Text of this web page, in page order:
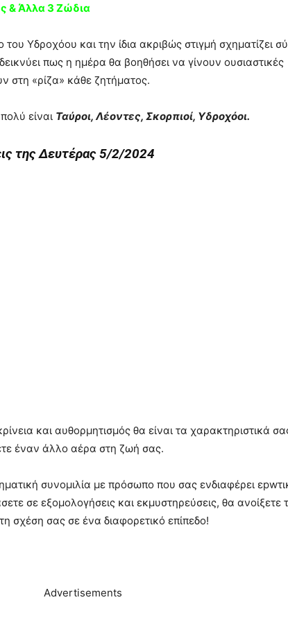
& Άλλα 3 Ζώδια
Υδροχόου και την ίδια ακριβώς στιγμή σχηματίζει
πως η ημέρα θα βοηθήσει να γίνουν ουσιαστικές
στη «ρίζα» κάθε ζητήματος.
είναι Ταύροι, Λέοντες, Σκορπιοί, Υδροχόοι.
της Δευτέρας 5/2/2024
και αυθορμητισμός θα είναι τα χαρακτηριστικά
έναν άλλο αέρα στη ζωή σας.
συνομιλία με πρόσωπο που σας ενδιαφέρει
σε εξομολογήσεις και εκμυστηρεύσεις, θα ανοίξετε
σχέση σας σε ένα διαφορετικό επίπεδο!
Advertisements